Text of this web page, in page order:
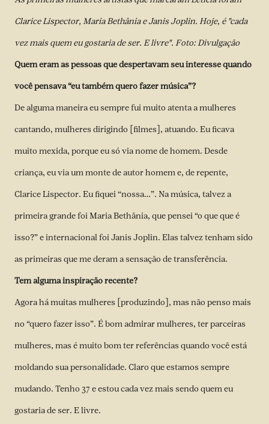
Clarice Lispector, Maria Bethânia e Janis Joplin. Hoje, é "cada
vez mais quem eu gostaria de ser. E livre". Foto: Divulgação
Quem eram as pessoas que despertavam seu interesse quando
você pensava “eu também quero fazer música”?
De alguma maneira eu sempre fui muito atenta a mulheres
cantando, mulheres dirigindo [filmes], atuando. Eu ficava
muito mexida, porque eu só via nome de homem. Desde
criança, eu via um monte de autor homem e, de repente,
Clarice Lispector. Eu fiquei “nossa…”. Na música, talvez a
primeira grande foi Maria Bethânia, que pensei “o que que é
isso?” e internacional foi Janis Joplin. Elas talvez tenham sido
as primeiras que me deram a sensação de transferência.
Tem alguma inspiração recente?
Agora há muitas mulheres [produzindo], mas não penso mais
no “quero fazer isso”. É bom admirar mulheres, ter parceiras
mulheres, mas é muito bom ter referências quando você está
moldando sua personalidade. Claro que estamos sempre
mudando. Tenho 37 e estou cada vez mais sendo quem eu
gostaria de ser. E livre.